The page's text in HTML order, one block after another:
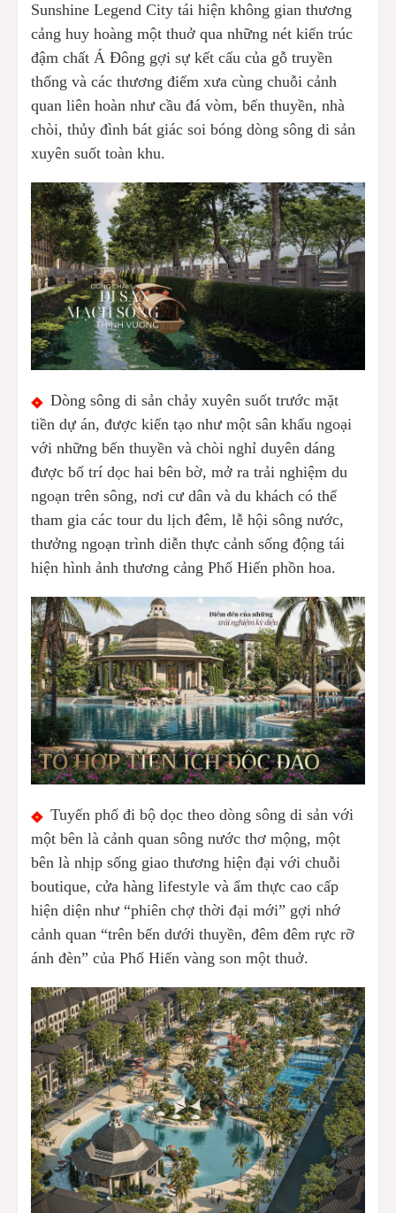
Sunshine Legend City tái hiện không gian thương
cảng huy hoàng một thuở qua những nét kiến trúc
đậm chất Á Đông gợi sự kết cấu của gỗ truyền
thống và các thương điếm xưa cùng chuỗi cảnh
quan liên hoàn như cầu đá vòm, bến thuyền, nhà
chòi, thủy đình bát giác soi bóng dòng sông di sản
xuyên suốt toàn khu.
Dòng sông di sản chảy xuyên suốt trước mặt
tiền dự án, được kiến tạo như một sân khấu ngoại
với những bến thuyền và chòi nghỉ duyên dáng
được bố trí dọc hai bên bờ, mở ra trải nghiệm du
ngoạn trên sông, nơi cư dân và du khách có thể
tham gia các tour du lịch đêm, lễ hội sông nước,
thưởng ngoạn trình diễn thực cảnh sống động tái
hiện hình ảnh thương cảng Phố Hiến phồn hoa.
Tuyến phố đi bộ dọc theo dòng sông di sản với
một bên là cảnh quan sông nước thơ mộng, một
bên là nhịp sống giao thương hiện đại với chuỗi
boutique, cửa hàng lifestyle và ẩm thực cao cấp
hiện diện như “phiên chợ thời đại mới” gợi nhớ
cảnh quan “trên bến dưới thuyền, đêm đêm rực rỡ
ánh đèn” của Phố Hiến vàng son một thuở.